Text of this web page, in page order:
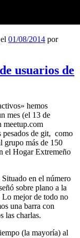
el 01/08/2014 por
usuarios de
hemos
mes (el 13 de
meetup.com
pesados de git, como
grupo más de 150
el Hogar Extremeño
en el número
sobre plano a la
Lo mejor de todo no
una barra con
las charlas.
(la mayoría) al